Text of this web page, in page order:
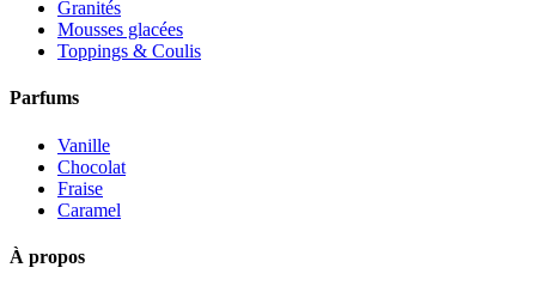
Granités
Mousses glacées
Toppings & Coulis
Parfums
Vanille
Chocolat
Fraise
Caramel
À propos